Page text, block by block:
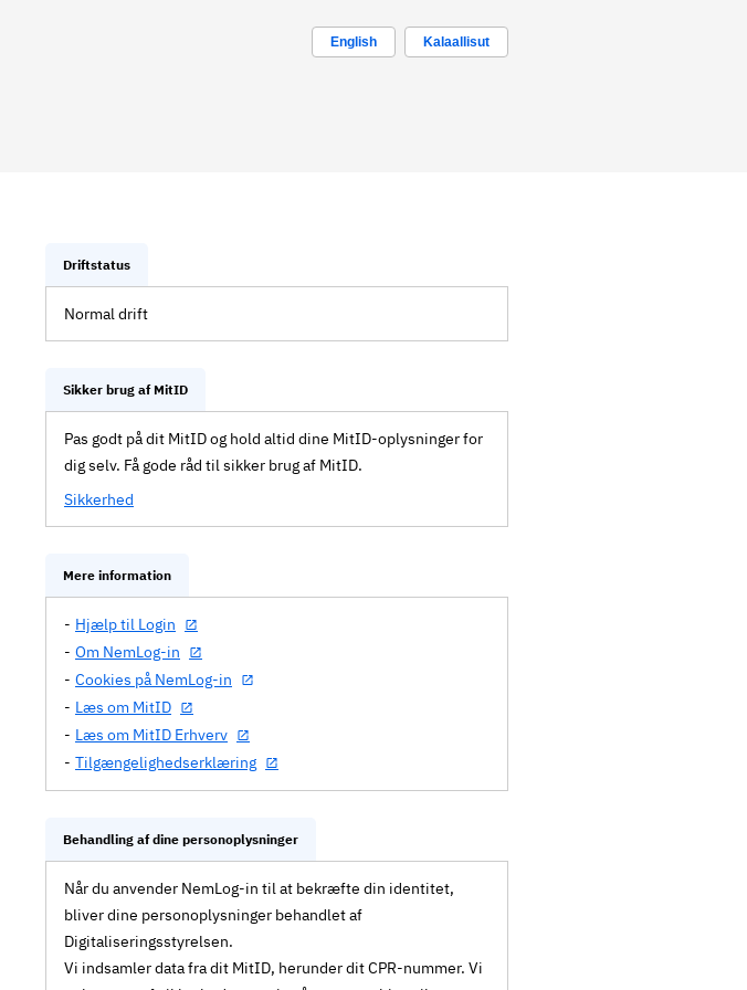
English Kalaallisut
Driftstatus
Normal drift
Sikker brug af MitID
Pas godt på dit MitID og hold altid dine MitID-oplysninger for
dig selv. Få gode råd til sikker brug af MitID.
Sikkerhed
Mere information
Hjælp til Login
Om NemLog-in
Cookies på NemLog-in
Læs om MitID
Læs om MitID Erhverv
Tilgængelighedserklæring
Behandling af dine personoplysninger
Når du anvender NemLog-in til at bekræfte din identitet,
bliver dine personoplysninger behandlet af
Digitaliseringsstyrelsen.
Vi indsamler data fra dit MitID, herunder dit CPR-nummer. Vi